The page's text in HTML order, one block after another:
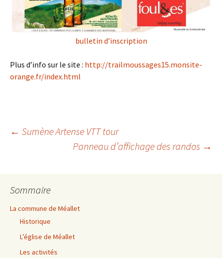
bulletin d’inscription
Plus d’info sur le site : http://trailmoussages15.monsite-
orange.fr/index.html
Navigation
articles
← Sumène Artense VTT tour
Panneau d’affichage des randos →
Sommaire
La commune de Méallet
Historique
L’église de Méallet
Les activités